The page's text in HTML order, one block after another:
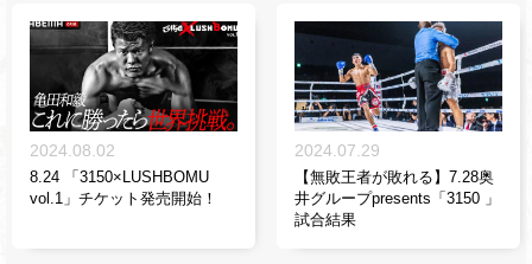
2024.08.02
8.24 「3150×LUSHBOMU
vol.1」チケット発売開始！
2024.07.29
【無敗王者が敗れる】7.28奥
井グループpresents「3150 」
試合結果